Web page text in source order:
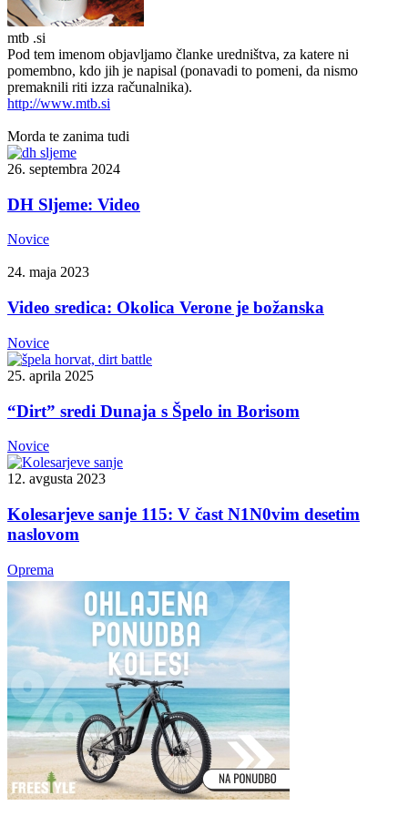
mtb .si
Pod tem imenom objavljamo članke uredništva, za katere ni
pomembno, kdo jih je napisal (ponavadi to pomeni, da nismo
premaknili riti izza računalnika).
http://www.mtb.si
Morda te zanima tudi
26. septembra 2024
DH Sljeme: Video
Novice
24. maja 2023
Video sredica: Okolica Verone je božanska
Novice
25. aprila 2025
“Dirt” sredi Dunaja s Špelo in Borisom
Novice
12. avgusta 2023
Kolesarjeve sanje 115: V čast N1N0vim desetim
naslovom
Oprema